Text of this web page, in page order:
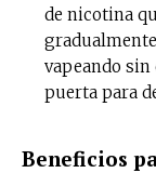
de nicotina
vapeando
puerta para
Beneficios